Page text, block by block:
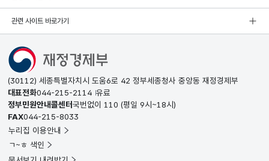
관련 사이트 바로가기
(30112) 세종특별자치시 도움6로 42 정부세종청사 중앙동 재정경제부
대표전화044-215-2114 유료
정부민원안내콜센터국번없이 110 (평일 9시~18시)
FAX044-215-8033
누리집 이용안내
ㄱ~ㅎ 색인